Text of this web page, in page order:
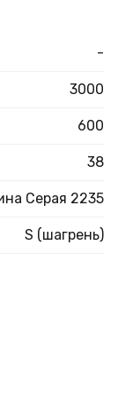
-
3000
600
38
Серая 2235
S (шагрень)